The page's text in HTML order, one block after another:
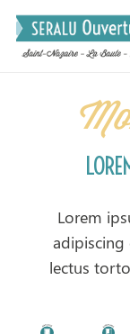
Lorem
adipiscing
lectus